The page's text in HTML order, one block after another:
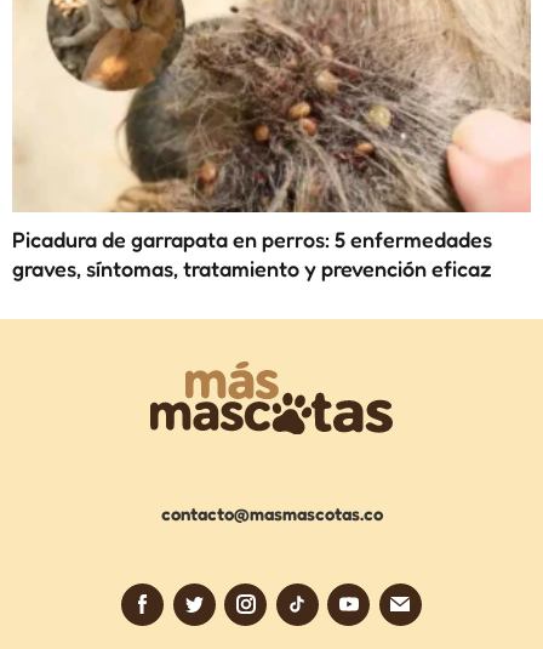
Picadura de garrapata en perros: 5 enfermedades
graves, síntomas, tratamiento y prevención eficaz
contacto@masmascotas.co